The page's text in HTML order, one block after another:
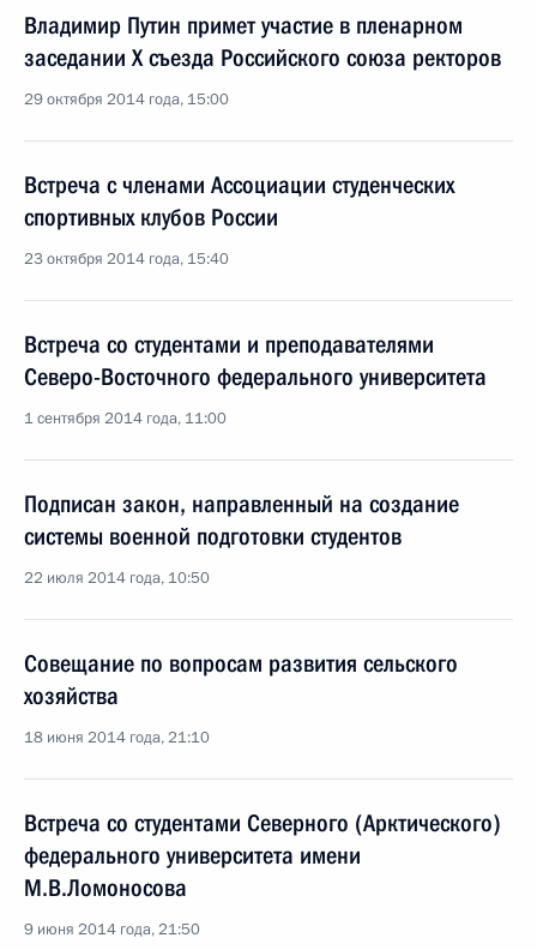
Владимир Путин примет участие в пленарном
заседании Х съезда Российского союза ректоров
29 октября 2014 года, 15:00
Встреча с членами Ассоциации студенческих
спортивных клубов России
23 октября 2014 года, 15:40
Встреча со студентами и преподавателями
Северо-Восточного федерального университета
1 сентября 2014 года, 11:00
Подписан закон, направленный на создание
системы военной подготовки студентов
22 июля 2014 года, 10:50
Совещание по вопросам развития сельского
хозяйства
18 июня 2014 года, 21:10
Встреча со студентами Северного (Арктического)
федерального университета имени
М.В.Ломоносова
9 июня 2014 года, 21:50